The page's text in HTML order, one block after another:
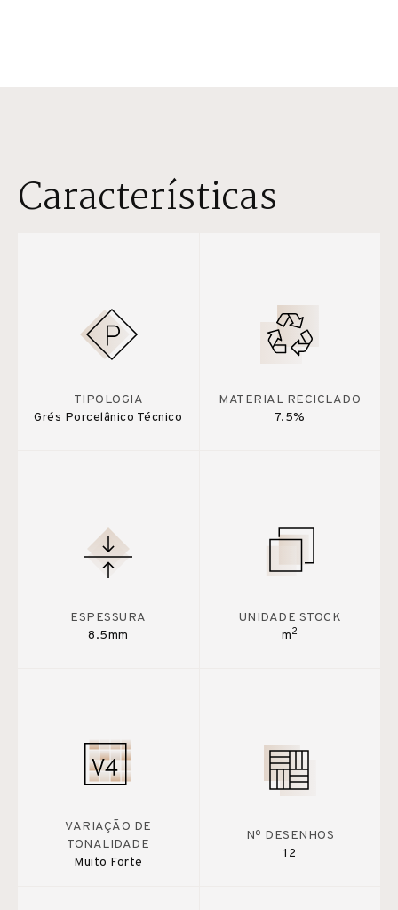
Características
TIPOLOGIA
Grés Porcelânico Técnico
MATERIAL RECICLADO
7.5%
ESPESSURA
8.5mm
UNIDADE STOCK
m2
VARIAÇÃO DE
TONALIDADE
Muito Forte
Nº DESENHOS
12